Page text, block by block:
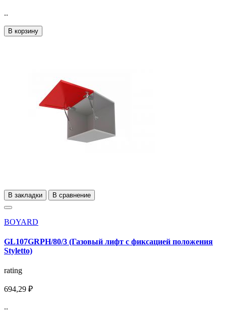
..
В корзину
В закладки В сравнение
BOYARD
GL107GRPH/80/3 (Газовый лифт с фиксацией положения
Styletto)
rating
694,29 ₽
..